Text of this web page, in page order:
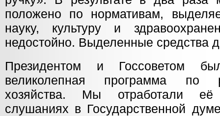
положено по нормативам,
науку, культуру и
недостойно. Выделенные средства
Президентом и Госсоветом
великолепная программа по
хозяйства. Мы отработали её
слушаниях в Государственной